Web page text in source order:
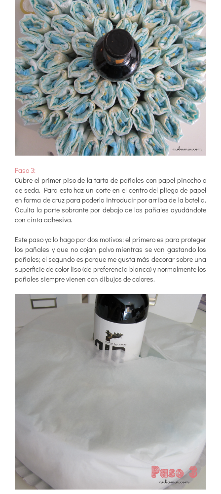
Paso 3:
Cubre el primer piso de la tarta de pañales con papel pinocho o
de seda. Para esto haz un corte en el centro del pliego de papel
en forma de cruz para poderlo introducir por arriba de la botella.
Oculta la parte sobrante por debajo de los pañales ayudándote
con cinta adhesiva.
Este paso yo lo hago por dos motivos: el primero es para proteger
los pañales y que no cojan polvo mientras se van gastando los
pañales; el segundo es porque me gusta más decorar sobre una
superficie de color liso (de preferencia blanca) y normalmente los
pañales siempre vienen con dibujos de colores.